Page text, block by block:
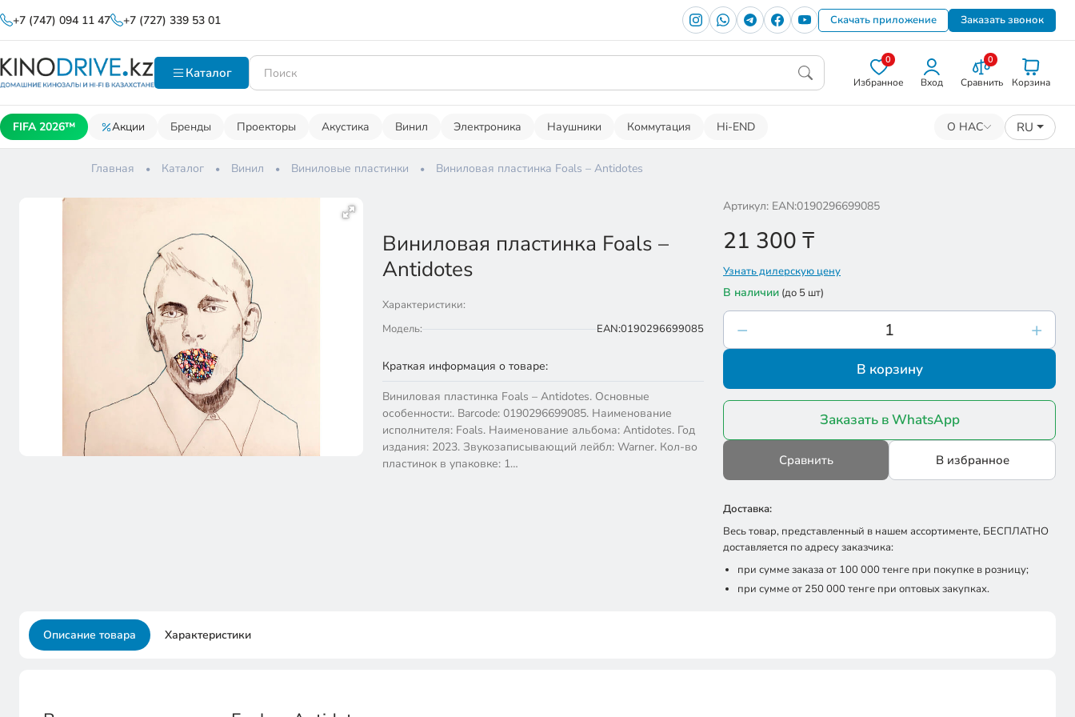
+7 (747) 094 11 47 +7 (727) 339 53 01 Скачать приложение Заказать звонок
Каталог
0
Избранное Вход
0
Сравнить Корзина
FIFA 2026™ Акции Бренды Проекторы Акустика Винил Электроника Наушники Коммутация Hi-END О НАС RU
Главная Каталог Винил Виниловые пластинки Виниловая пластинка Foals – Antidotes
Виниловая пластинка Foals –
Antidotes
Характеристики:
Модель:
EAN:0190296699085
Краткая информация о товаре:
Виниловая пластинка Foals – Antidotes. Основные
особенности:. Barcode: 0190296699085. Наименование
исполнителя: Foals. Наименование альбома: Antidotes. Год
издания: 2023. Звукозаписывающий лейбл: Warner. Кол-во
пластинок в упаковке: 1…
Артикул: EAN:0190296699085
21 300 ₸
Узнать дилерскую цену
В наличии (до 5 шт)
В корзину
Заказать в WhatsApp
Сравнить В избранное
Доставка:
Весь товар, представленный в нашем ассортименте, БЕСПЛАТНО
доставляется по адресу заказчика:
при сумме заказа от 100 000 тенге при покупке в розницу;
при сумме от 250 000 тенге при оптовых закупках.
Описание товара Характеристики